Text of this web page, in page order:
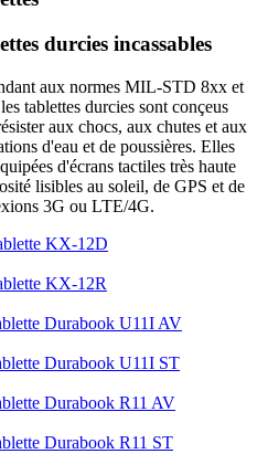
durcies incassables
aux normes MIL-STD 8xx et
tablettes durcies sont conçeus
aux chocs, aux chutes et aux
d'eau et de poussières. Elles
d'écrans tactiles très haute
lisibles au soleil, de GPS et de
3G ou LTE/4G.
KX-12D
KX-12R
Durabook U11I AV
Durabook U11I ST
Durabook R11 AV
Durabook R11 ST